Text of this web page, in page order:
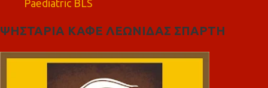
Paediatric BLS
ΨΗΣΤΑΡΙΑ ΚΑΦΕ ΛΕΩΝΙΔΑΣ ΣΠΑΡΤΗ